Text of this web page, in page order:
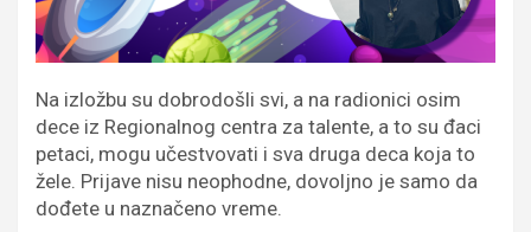
Na izložbu su dobrodošli svi, a na radionici osim
dece iz Regionalnog centra za talente, a to su đaci
petaci, mogu učestvovati i sva druga deca koja to
žele. Prijave nisu neophodne, dovoljno je samo da
dođete u naznačeno vreme.